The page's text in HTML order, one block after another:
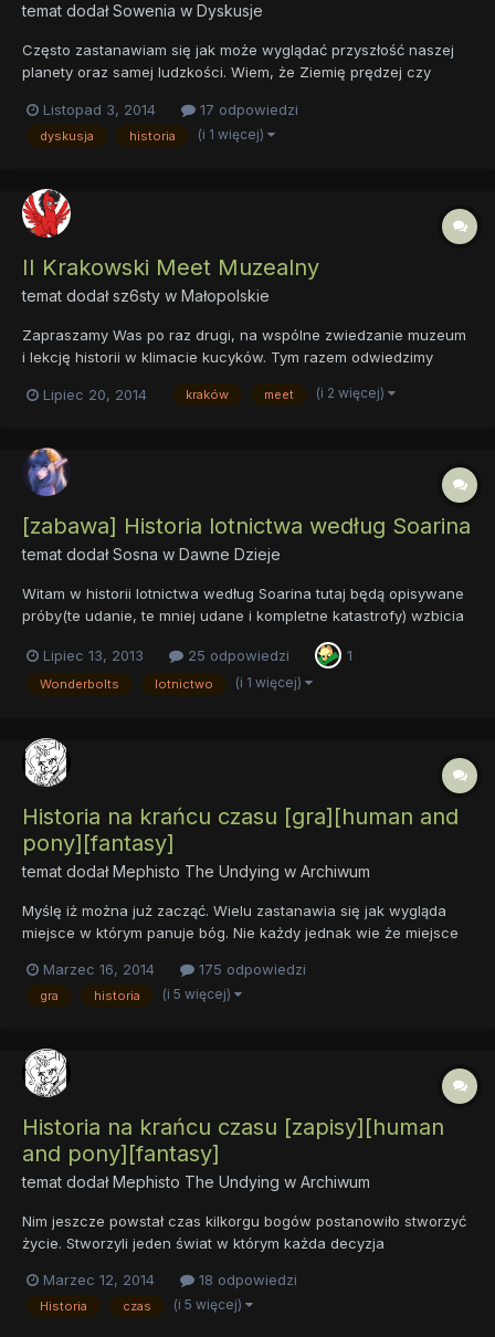
temat dodałSowenia w Dyskusje
Często zastanawiam się jak może wyglądać przyszłość naszej
planety oraz samej ludzkości. Wiem, że Ziemię prędzej czy
swoich teoriach i wizjach. To źle. Takie wizje i teorie nie mają
sensu skoro to wszystko i tak zostanie zniszczone....
Listopad 3, 2014 17 odpowiedzi
dyskusja historia (i 1 więcej)
II Krakowski Meet Muzealny
temat dodałsz6sty w Małopolskie
Zapraszamy Was po raz drugi, na wspólne zwiedzanie muzeum
i lekcję historii w klimacie kucyków. Tym razem odwiedzimy
więcej o tej konspiracyjnej organizacji walczącej o wolność
Lipiec 20, 2014 kraków meet (i 2 więcej)
[zabawa] Historia lotnictwa według Soarina
temat dodałSosna w Dawne Dzieje
Witam w historii lotnictwa według Soarina tutaj będą opisywane
próby(te udanie, te mniej udane i kompletne katastrofy) wzbicia
Będzie również przezntowana historia samolotów i lotów od
czasów starożytno- mitologicznych do czasów jak najbardziej...
Lipiec 13, 2013 25 odpowiedzi 1
Wonderbolts lotnictwo (i 1 więcej)
Historia na krańcu czasu [gra][human and
pony][fantasy]
temat dodałMephisto The Undying w Archiwum
Myślę iż można już zacząć. Wielu zastanawia się jak wygląda
miejsce w którym panuje bóg. Nie każdy jednak wie że miejsce
otoczony żelaznym płotem przez który widać pustkę. Do tego
dwie ulice która jedna prowadzi do pustki a druga do...
Marzec 16, 2014 175 odpowiedzi
gra historia (i 5 więcej)
Historia na krańcu czasu [zapisy][human
and pony][fantasy]
temat dodałMephisto The Undying w Archiwum
Nim jeszcze powstał czas kilkorgu bogów postanowiło stworzyć
życie. Stworzyli jeden świat w którym każda decyzja
mrówki powodowało że kolejna linia czasu powstała. Świat
działał tak przez wiele tysięcy lat. Każdy mieszkaniec każdego
Marzec 12, 2014 18 odpowiedzi
Historia czas (i 5 więcej)